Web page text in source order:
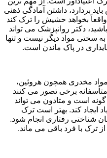
بردارد، داشتن آمادگی ذهنی
بخواهد حشیش را ترک کند
دکتر روانپزشک می تواند
سختی مواد دیگر نیست و تنها
در پاک ماندن است.
مخدری همچون هروئین،
برخی تصور می کنند
گونه است و متادون می تواند
ایجاد کند. بهتر است ترک
شناختی رفتاری انجام شود.
از ترک با فرد باقی می ماند.